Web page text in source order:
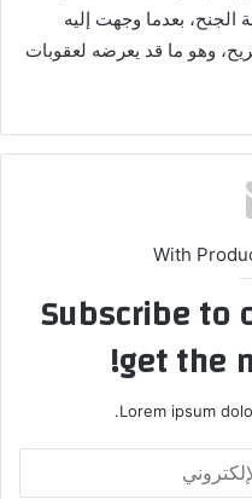
بعدما وجهت إليه
وهو ما قد يعرضه لعقوبات
With
Subscribe to
get the
Lorem ipsum